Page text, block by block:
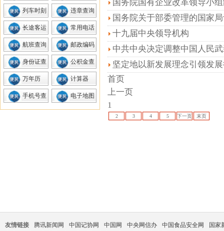
列车时刻 违章查询
长途客运 常用电话
航班查询 邮政编码
身份证查
询
公积金查
询
万年历 计算器
手机号查
询
电子地图
国务院国有企业改革领导小
国务院关于部委管理的国家
十九届中央领导机构
中共中央决定调整中国人民
坚定地以新发展理念引领发
中心城市
首页
上一页
1
2 3 4 5 下一页 末页
友情链接 腾讯新闻网 中国记协网 中国网 中央网信办 中国食品安全网
国家